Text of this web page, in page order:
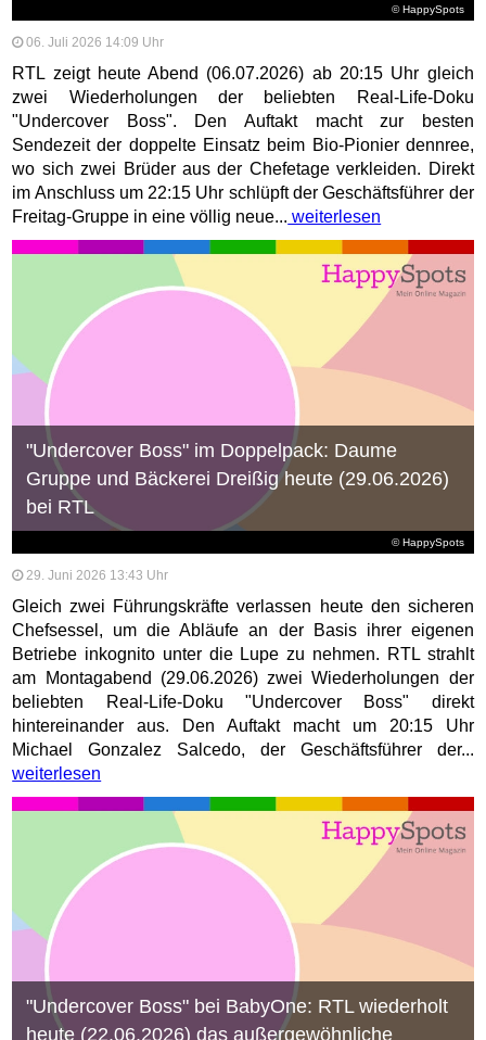
© HappySpots
06. Juli 2026 14:09 Uhr
RTL zeigt heute Abend (06.07.2026) ab 20:15 Uhr gleich
zwei Wiederholungen der beliebten Real-Life-Doku
"Undercover Boss". Den Auftakt macht zur besten
Sendezeit der doppelte Einsatz beim Bio-Pionier dennree,
wo sich zwei Brüder aus der Chefetage verkleiden. Direkt
im Anschluss um 22:15 Uhr schlüpft der Geschäftsführer der
Freitag-Gruppe in eine völlig neue... weiterlesen
© HappySpots
"Undercover Boss" im Doppelpack: Daume
Gruppe und Bäckerei Dreißig heute (29.06.2026)
bei RTL
29. Juni 2026 13:43 Uhr
Gleich zwei Führungskräfte verlassen heute den sicheren
Chefsessel, um die Abläufe an der Basis ihrer eigenen
Betriebe inkognito unter die Lupe zu nehmen. RTL strahlt
am Montagabend (29.06.2026) zwei Wiederholungen der
beliebten Real-Life-Doku "Undercover Boss" direkt
hintereinander aus. Den Auftakt macht um 20:15 Uhr
Michael Gonzalez Salcedo, der Geschäftsführer der...
weiterlesen
"Undercover Boss" bei BabyOne: RTL wiederholt
heute (22.06.2026) das außergewöhnliche